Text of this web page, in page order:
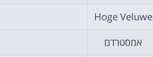
Hoge Veluwe
אמסטרדם